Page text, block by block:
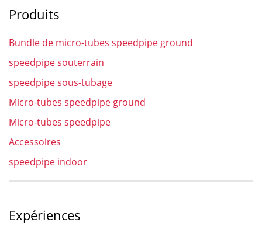
Produits
Bundle de micro-tubes speedpipe ground
speedpipe souterrain
speedpipe sous-tubage
Micro-tubes speedpipe ground
Micro-tubes speedpipe
Accessoires
speedpipe indoor
Expériences